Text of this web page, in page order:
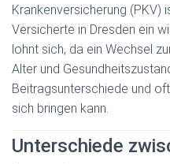
Krankenversicherung (PKV)
Versicherte in Dresden ein
lohnt sich, da ein Wechsel
Alter und
Beitragsunterschiede und
sich bringen kann.
Unterschiede